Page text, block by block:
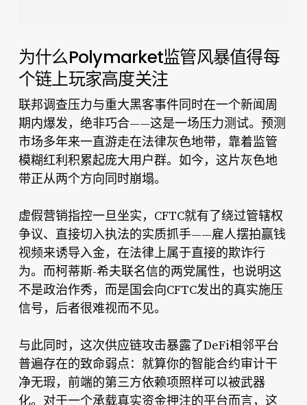
为什么Polymarket监管风暴值得每
个链上玩家高度关注
联邦调查压力与重大黑客事件同时在一个新闻周
期内爆发，绝非巧合——这是一场压力测试。预测
市场多年来一直游走在法律灰色地带，靠着监管
模糊红利积累起庞大用户群。如今，这片灰色地
带正从两个方向同时崩塌。
虚假营销指控一旦坐实，CFTC就有了绕过管辖权
争议、直接切入执法的实质抓手——雇人摆拍赢钱
视频来诱导入金，在法律上属于直接的欺诈行
为。而柯蒂斯-希夫联名信的两党属性，也说明这
不是政治作秀，而是国会向CFTC发出的真实施压
信号，后者很难视而不见。
与此同时，这次供应链攻击暴露了DeFi相邻平台
普遍存在的致命弱点：就算你的智能合约审计干
净无瑕，前端的第三方依赖项照样可以被武器
化。对于一个承载真实资金押注的平台而言，这